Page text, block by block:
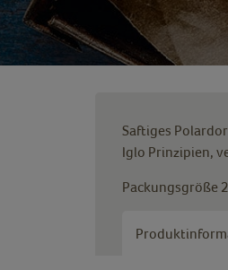
Saftiges
Iglo Prinzipien,
Packungsgröße